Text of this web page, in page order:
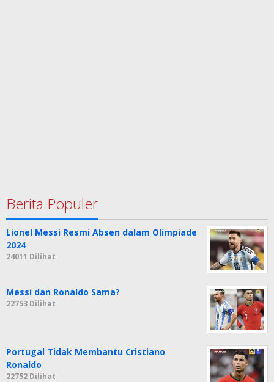
Berita Populer
Lionel Messi Resmi Absen dalam Olimpiade
2024
24011 Dilihat
Messi dan Ronaldo Sama?
22753 Dilihat
Portugal Tidak Membantu Cristiano
Ronaldo
22752 Dilihat